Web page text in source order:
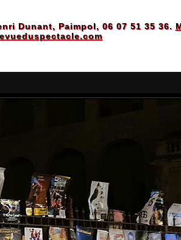
Dunant, Paimpol, 06 07 51 35 36.